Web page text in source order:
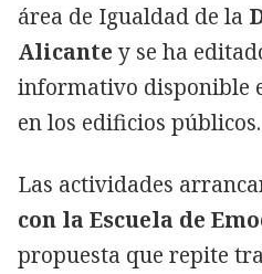
área de Igualdad de la
Alicante y se ha
informativo disponible
en los edificios públicos.
Las actividades
con la Escuela de
propuesta que repite